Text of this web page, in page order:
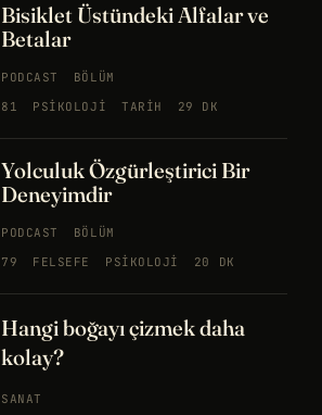
Bisiklet Üstündeki Alfalar ve
Betalar
PODCAST
BÖLÜM
81
PSIKOLOJI TARIH 29 DK
Yolculuk Özgürleştirici Bir
Deneyimdir
PODCAST
BÖLÜM
79
FELSEFE PSIKOLOJI 20 DK
Hangi boğayı çizmek daha
kolay?
SANAT